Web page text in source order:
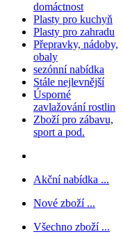
domáctnost
Plasty pro kuchyň
Plasty pro zahradu
Přepravky, nádoby,
obaly
sezónní nabídka
Stále nejlevnější
Úsporné
zavlažování rostlin
Zboží pro zábavu,
sport a pod.
Akční nabídka ...
Nové zboží ...
Všechno zboží ...